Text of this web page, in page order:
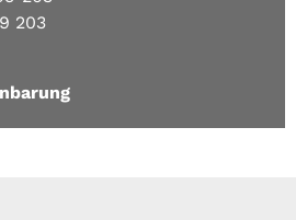
203